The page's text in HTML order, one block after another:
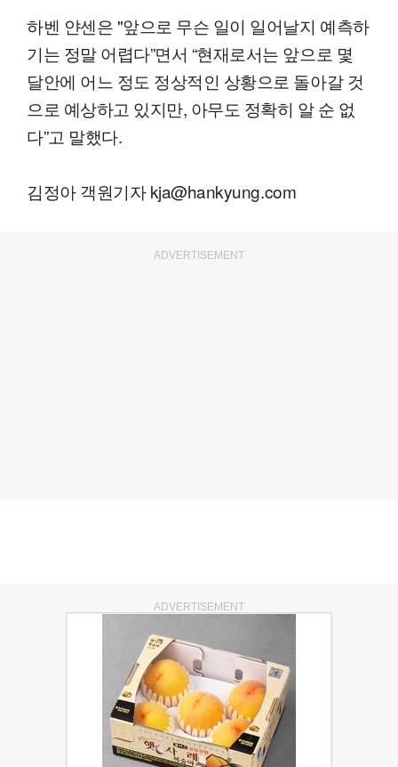
하벤 얀센은 "앞으로 무슨 일이 일어날지 예측하
기는 정말 어렵다”면서 “현재로서는 앞으로 몇
달안에 어느 정도 정상적인 상황으로 돌아갈 것
으로 예상하고 있지만, 아무도 정확히 알 순 없
다”고 말했다.
김정아 객원기자 kja@hankyung.com
ADVERTISEMENT
ADVERTISEMENT